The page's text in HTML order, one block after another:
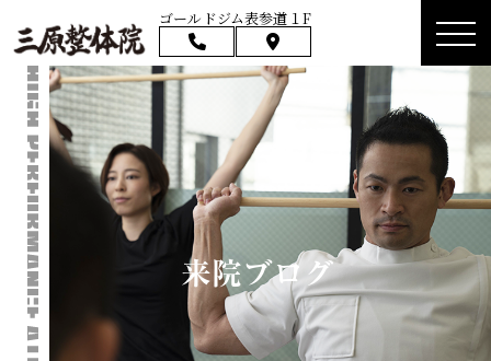
ゴールドジム表参道１F
来院ブログ